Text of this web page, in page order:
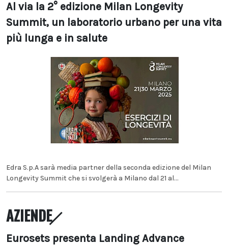
Al via la 2° edizione Milan Longevity
Summit, un laboratorio urbano per una vita
più lunga e in salute
Edra S.p.A sarà media partner della seconda edizione del Milan
Longevity Summit che si svolgerà a Milano dal 21 al...
AZIENDE
Eurosets presenta Landing Advance